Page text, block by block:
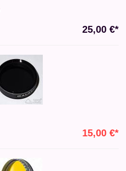
25,00 €*
15,00 €*